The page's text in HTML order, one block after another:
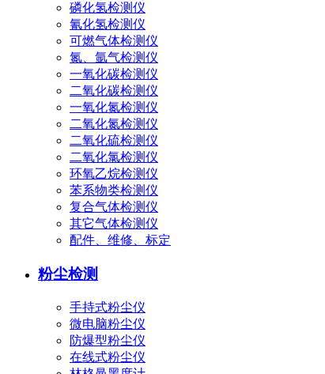
磷化氢检测仪
氰化氢检测仪
可燃气体检测仪
氮、氩气检测仪
一氧化碳检测仪
二氧化碳检测仪
一氧化氮检测仪
二氧化氮检测仪
二氧化硫检测仪
二氧化氯检测仪
环氧乙烷检测仪
苯系物类检测仪
复合气体检测仪
其它气体检测仪
配件、维修、标定
粉尘检测
手持式粉尘仪
微电脑粉尘仪
防爆型粉尘仪
在线式粉尘仪